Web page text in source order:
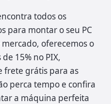
todos os
para montar o seu PC
oferecemos o
15% no PIX,
frete grátis para as
perca tempo e confira
a máquina perfeita